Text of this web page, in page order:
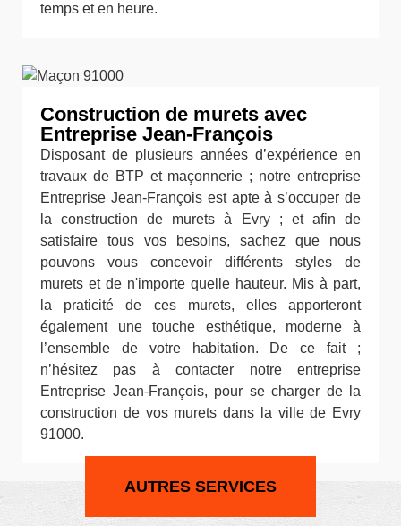
temps et en heure.
Construction de murets avec
Entreprise Jean-François
Disposant de plusieurs années d’expérience en
travaux de BTP et maçonnerie ; notre entreprise
Entreprise Jean-François est apte à s’occuper de
la construction de murets à Evry ; et afin de
satisfaire tous vos besoins, sachez que nous
pouvons vous concevoir différents styles de
murets et de n'importe quelle hauteur. Mis à part,
la praticité de ces murets, elles apporteront
également une touche esthétique, moderne à
l’ensemble de votre habitation. De ce fait ;
n’hésitez pas à contacter notre entreprise
Entreprise Jean-François, pour se charger de la
construction de vos murets dans la ville de Evry
91000.
AUTRES SERVICES